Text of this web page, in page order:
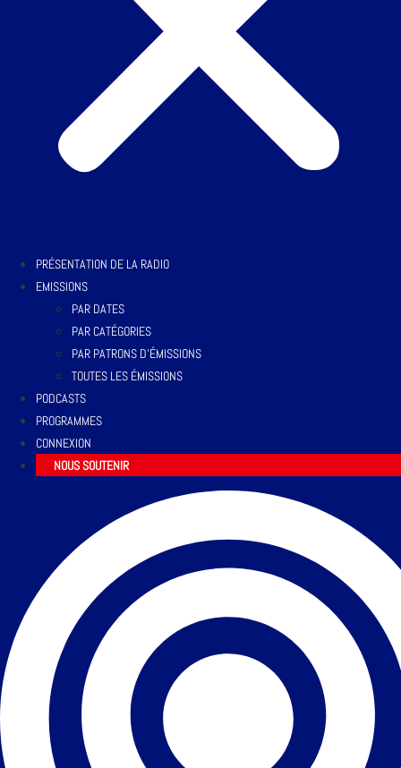
PRÉSENTATION DE LA RADIO
EMISSIONS
PAR DATES
PAR CATÉGORIES
PAR PATRONS D’ÉMISSIONS
TOUTES LES ÉMISSIONS
PODCASTS
PROGRAMMES
CONNEXION
NOUS SOUTENIR